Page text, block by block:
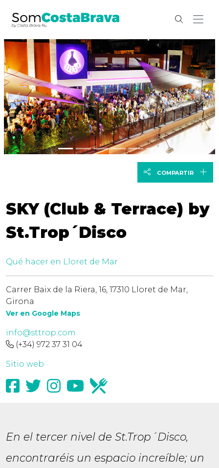
Anterior
SKY (Club & Terrace) by
St.Trop´Disco
Qué hacer en Lloret de Mar
Carrer Baix de la Riera, 16, 17310 Lloret de Mar,
Girona
Ver en Google Maps
info@sttrop.com
(+34) 972 37 31 04
Sitio web
COMPARTIR
En el tercer nivel de St.Trop´Disco,
encontraréis un espacio increíble; un